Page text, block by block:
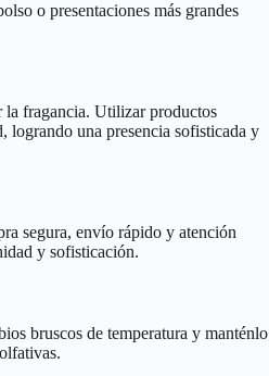
o presentaciones más grandes
la fragancia. Utilizar productos
logrando una presencia sofisticada y
segura, envío rápido y atención
y sofisticación.
bruscos de temperatura y manténlo